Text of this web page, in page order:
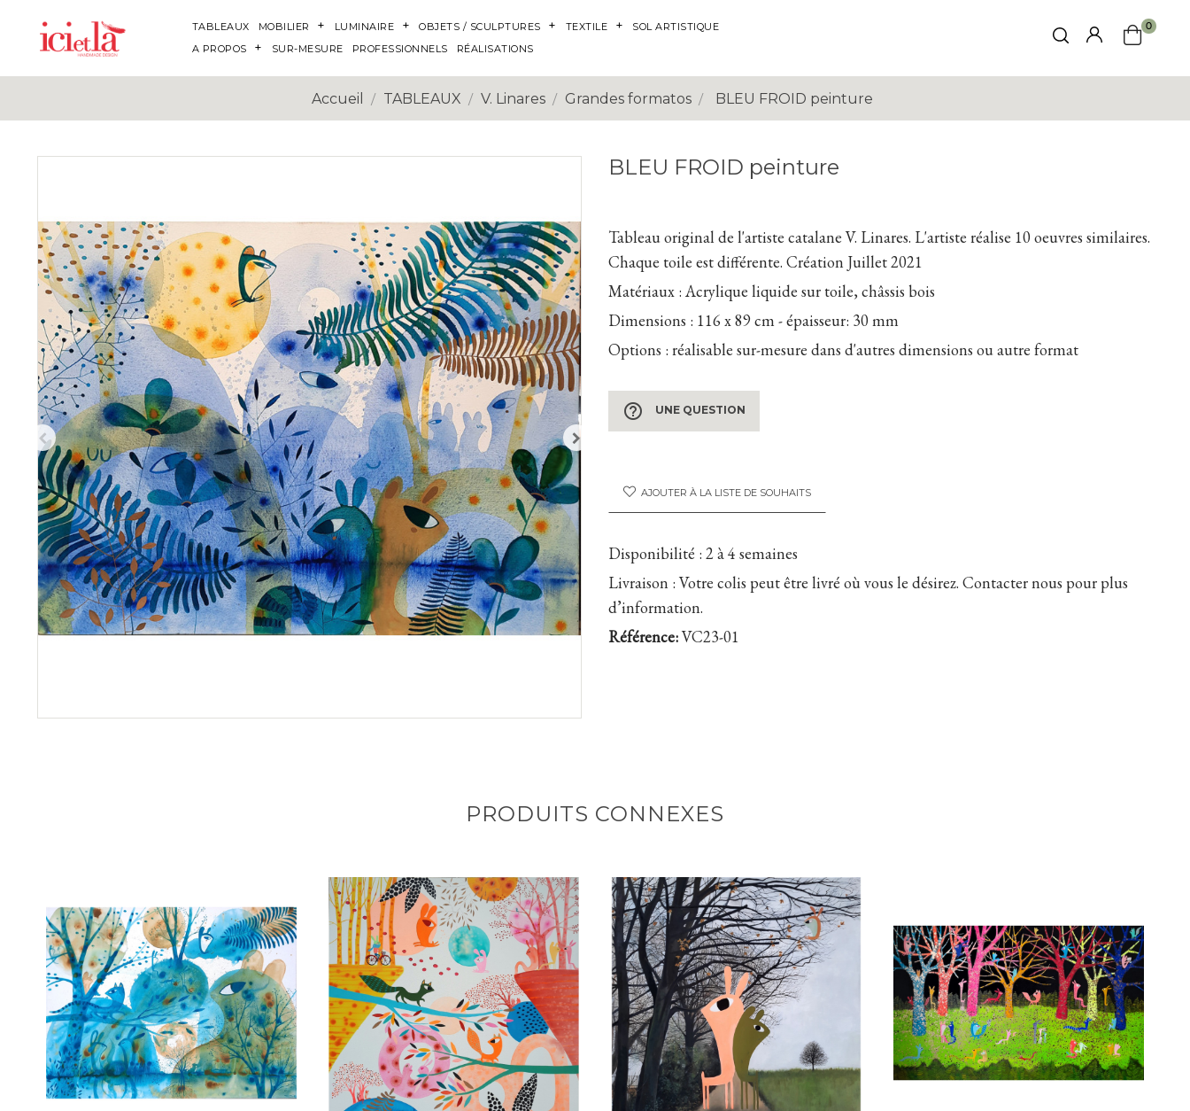
TABLEAUX MOBILIER LUMINAIRE OBJETS / SCULPTURES TEXTILE
SOL ARTISTIQUE
A PROPOS
SUR-MESURE PROFESSIONNELS RÉALISATIONS
0
Accueil TABLEAUX V. Linares Grandes formatos BLEU FROID peinture
BLEU FROID peinture
Tableau original de l'artiste catalane V. Linares. L'artiste réalise 10 oeuvres similaires.
Chaque toile est différente. Création Juillet 2021
Matériaux : Acrylique liquide sur toile, châssis bois
Dimensions : 116 x 89 cm - épaisseur: 30 mm
Options : réalisable sur-mesure dans d'autres dimensions ou autre format
help_outline UNE QUESTION
AJOUTER À LA LISTE DE SOUHAITS
Disponibilité : 2 à 4 semaines
Livraison : Votre colis peut être livré où vous le désirez. Contacter nous pour plus
d’information.
Référence:VC23-01
PRODUITS CONNEXES